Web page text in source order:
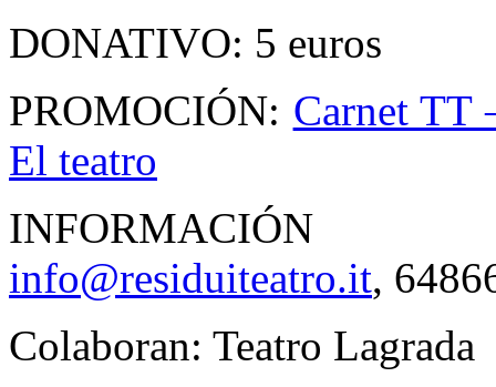
DONATIVO: 5 euros
PROMOCIÓN: Carnet TT
El teatro
INFORMACIÓN
info@residuiteatro.it,
Colaboran: Teatro Lagrada